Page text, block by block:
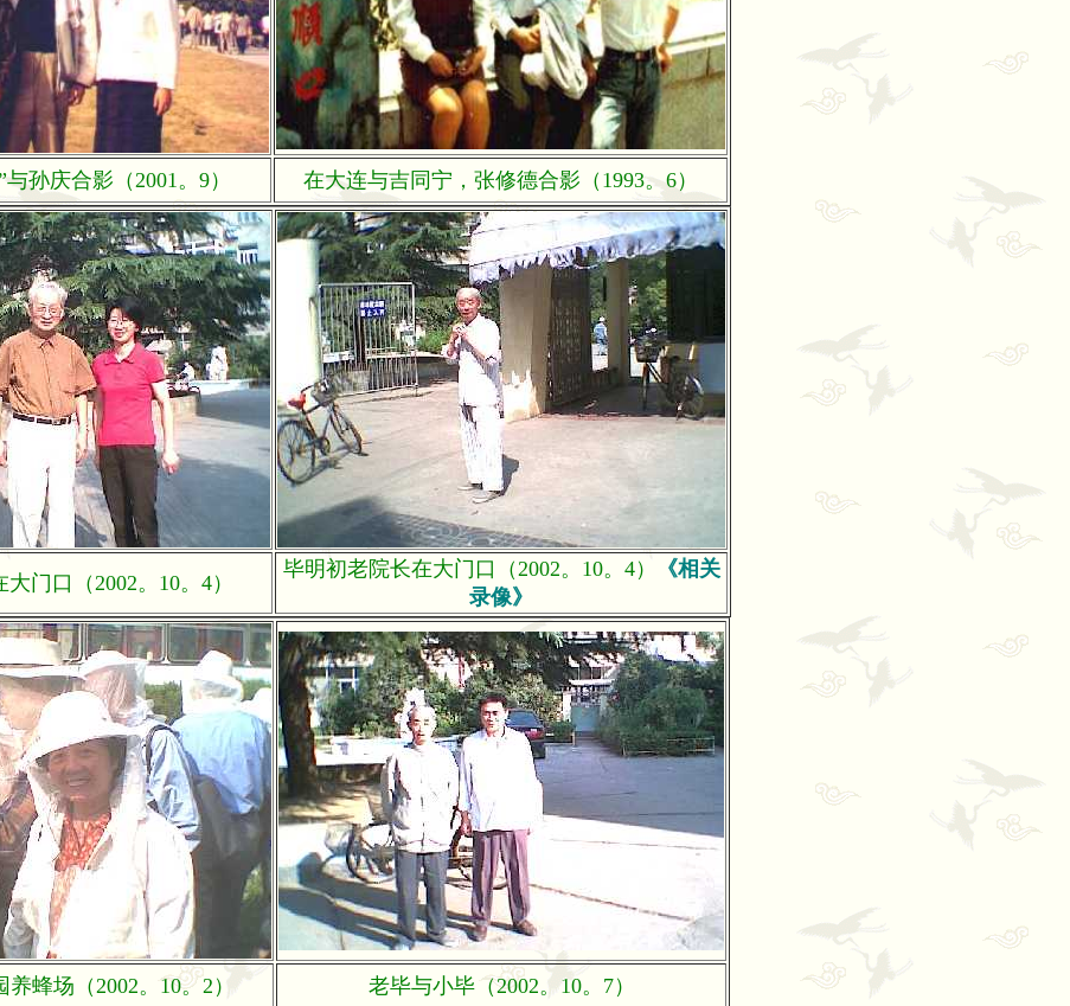
孙庆合影（2001。9） 在大连与吉同宁，张修德合影（1993。6）
门口（2002。10。4）
毕明初老院长在大门口（2002。10。4）
《相关
录像》
蜂场（2002。10。2） 老毕与小毕（2002。10。7）